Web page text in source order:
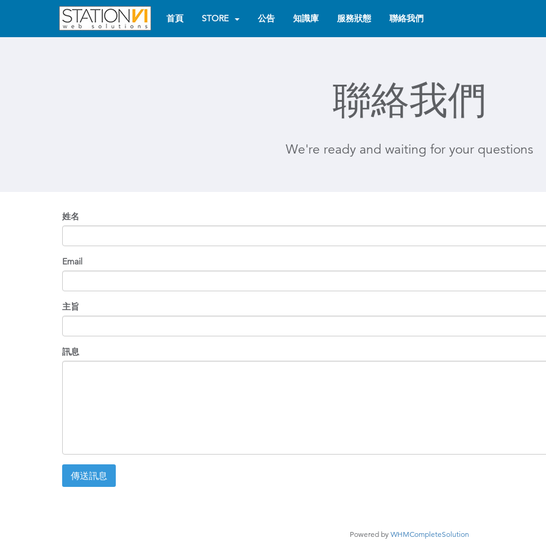
首頁 STORE 公告 知識庫 服務狀態 聯絡我們
聯絡我們
We're ready and waiting for your questions
姓名
Email
主旨
訊息
傳送訊息
Powered by WHMCompleteSolution